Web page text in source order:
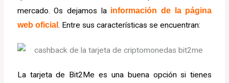
mercado. Os dejamos la información de la página
web oficial . Entre sus características se encuentran:
La tarjeta de Bit2Me es una buena opción si tienes